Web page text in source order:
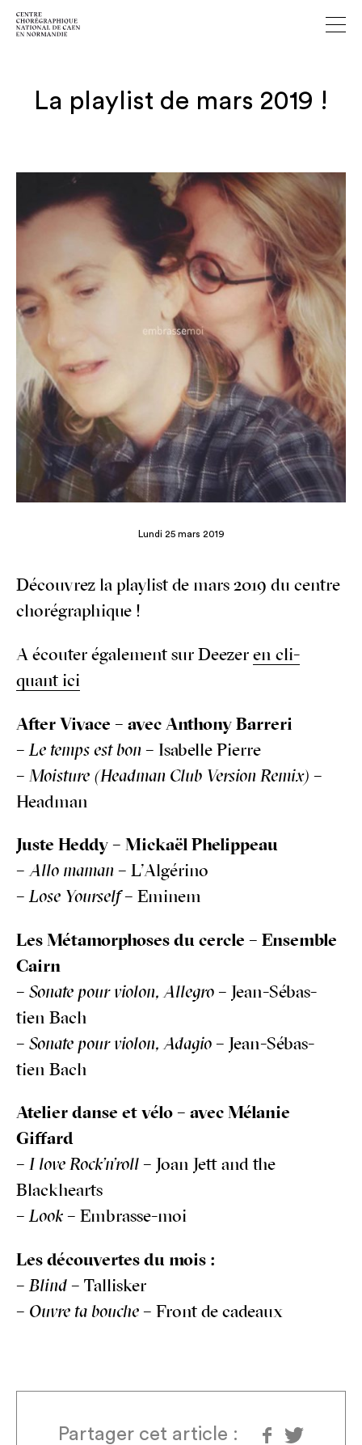
La playlist de mars 2019 !
Lundi 25 mars 2019
Décou­vrez la play­list de mars 2019 du centre
chorégraphique !
A écou­ter éga­le­ment sur Dee­zer en cli­
quant ici
After Vivace – avec Antho­ny Barreri
–Le temps est bon – Isa­belle Pierre
– Mois­ture (Head­man Club Ver­sion Remix) –
Headman
Juste Hed­dy – Mickaël Phelippeau
–Allo maman – L’Algérino
–Lose Your­self– Eminem
Les Méta­mor­phoses du cercle – Ensemble
Cairn
– Sonate pour vio­lon, Alle­gro – Jean-Sébas­
tien Bach
– Sonate pour vio­lon, Ada­gio – Jean-Sébas­
tien Bach
Ate­lier danse et vélo – avec Méla­nie
Giffard
– I love Rock’n’­roll – Joan Jett and the
Blackhearts
–Look – Embrasse-moi
Les décou­vertes du mois :
– Blind – Tallisker
– Ouvre ta bouche – Front de cadeaux
Partager cet article :